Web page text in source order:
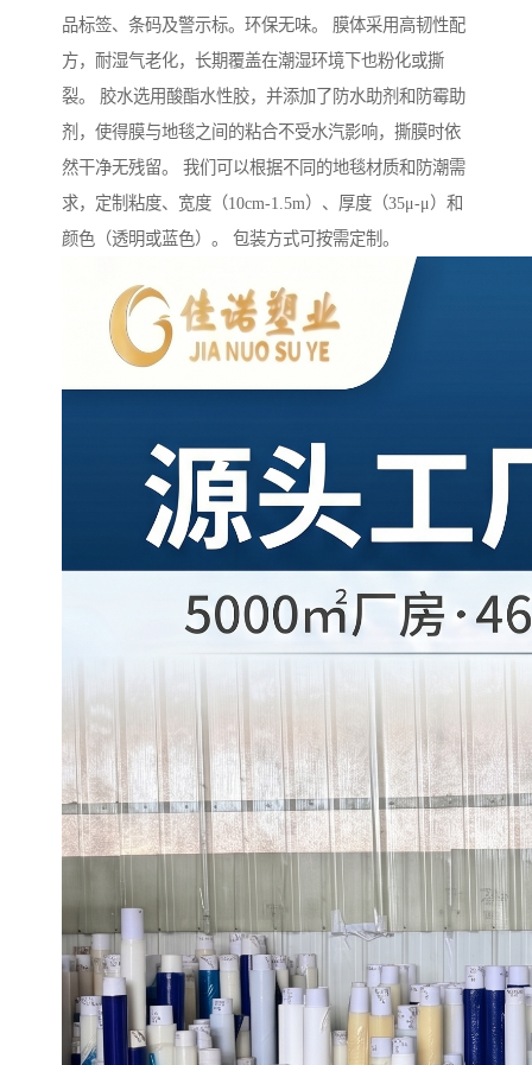
品标签、条码及警示标。环保无味。 膜体采用高韧性配
方，耐湿气老化，长期覆盖在潮湿环境下也粉化或撕
裂。 胶水选用酸酯水性胶，并添加了防水助剂和防霉助
剂，使得膜与地毯之间的粘合不受水汽影响，撕膜时依
然干净无残留。 我们可以根据不同的地毯材质和防潮需
求，定制粘度、宽度（10cm-1.5m）、厚度（35μ-μ）和
颜色（透明或蓝色）。 包装方式可按需定制。